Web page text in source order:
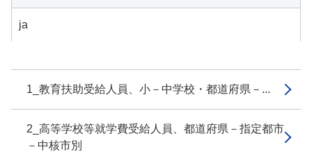
1_教育扶助受給人員、小－中学校・都道府県－...
2_高等学校等就学費受給人員、都道府県－指定都市
－中核市別
ja